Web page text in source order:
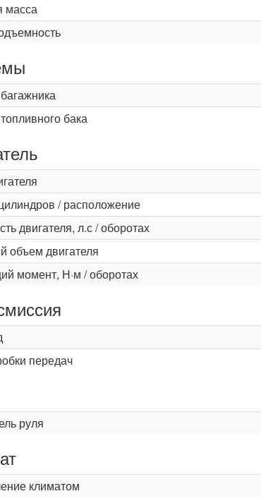
масса
бака
/ расположение
двигателя, л.с / оборотах
объем двигателя
момент, Н·м / оборотах
передач
руля
климатом